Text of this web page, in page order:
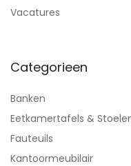
Vacatures
Categorieen
Banken
Eetkamertafels &
Fauteuils
Kantoormeubilair